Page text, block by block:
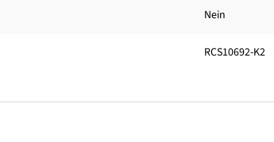
Nein
RCS10692-K2